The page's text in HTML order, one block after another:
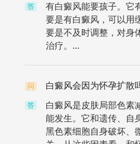
答
有白癜风能要孩子。它
要是有白癜风，可以用
要是不及时调整，对身
治疗。...
问 白癜风会因为怀孕扩散
答
白癜风是皮肤局部色素
能发生。它和遗传、自
黑色素细胞自身破坏、